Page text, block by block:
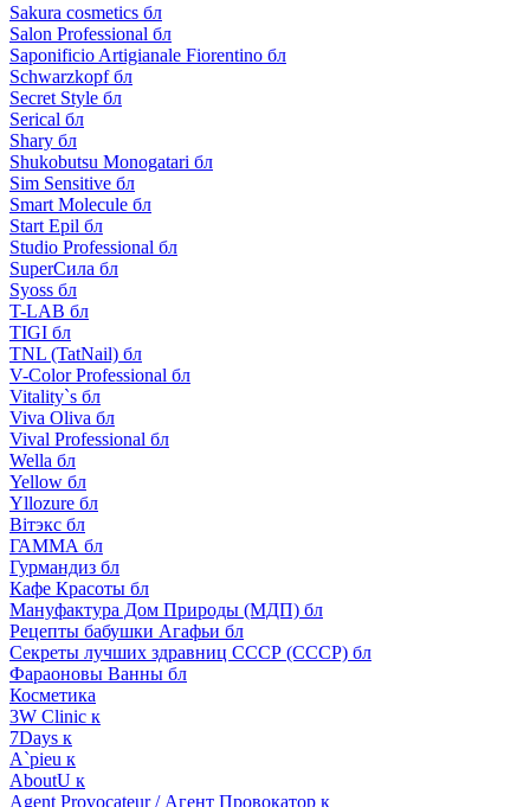
Sakura cosmetics бл
Salon Professional бл
Saponificio Artigianale Fiorentino бл
Schwarzkopf бл
Secret Style бл
Serical бл
Shary бл
Shukobutsu Monogatari бл
Sim Sensitive бл
Smart Molecule бл
Start Epil бл
Studio Professional бл
SuperСила бл
Syoss бл
T-LAB бл
TIGI бл
TNL (TatNail) бл
V-Color Professional бл
Vitality`s бл
Viva Oliva бл
Vival Professional бл
Wella бл
Yellow бл
Yllozure бл
Вiтэкс бл
ГАММА бл
Гурмандиз бл
Кафе Красоты бл
Мануфактура Дом Природы (МДП) бл
Рецепты бабушки Агафьи бл
Секреты лучших здравниц СССР (СССР) бл
Фараоновы Ванны бл
Косметика
3W Clinic к
7Days к
A`pieu к
AboutU к
Agent Provocateur / Агент Провокатор к